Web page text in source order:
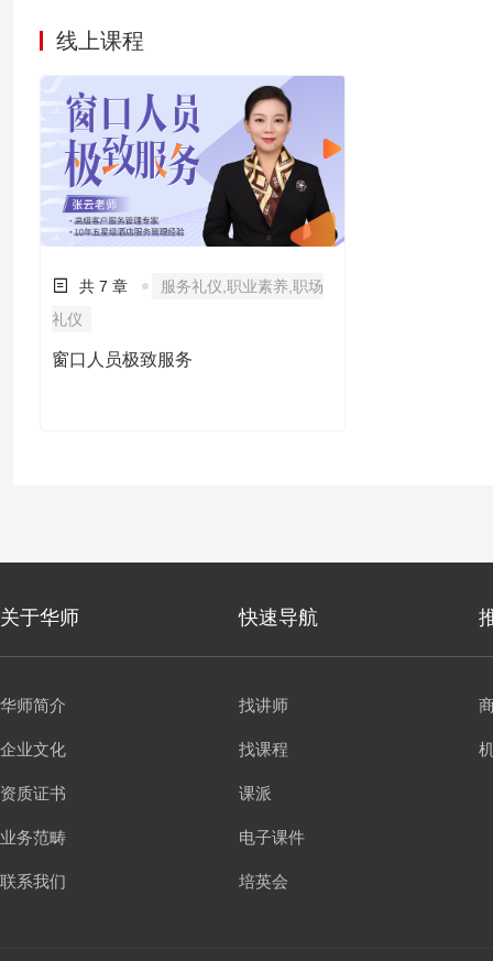
线上课程
共 7 章
服务礼仪,职业素养,职场
礼仪
窗口人员极致服务
关于华师 快速导航
华师简介
企业文化
资质证书
业务范畴
联系我们
找讲师
找课程
课派
电子课件
培英会